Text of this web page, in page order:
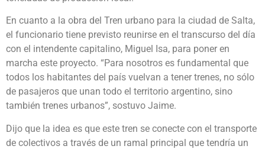
En cuanto a la obra del Tren urbano para la ciudad de Salta,
el funcionario tiene previsto reunirse en el transcurso del día
con el intendente capitalino, Miguel Isa, para poner en
marcha este proyecto. “Para nosotros es fundamental que
todos los habitantes del país vuelvan a tener trenes, no sólo
de pasajeros que unan todo el territorio argentino, sino
también trenes urbanos”, sostuvo Jaime.
Dijo que la idea es que este tren se conecte con el transporte
de colectivos a través de un ramal principal que tendría un